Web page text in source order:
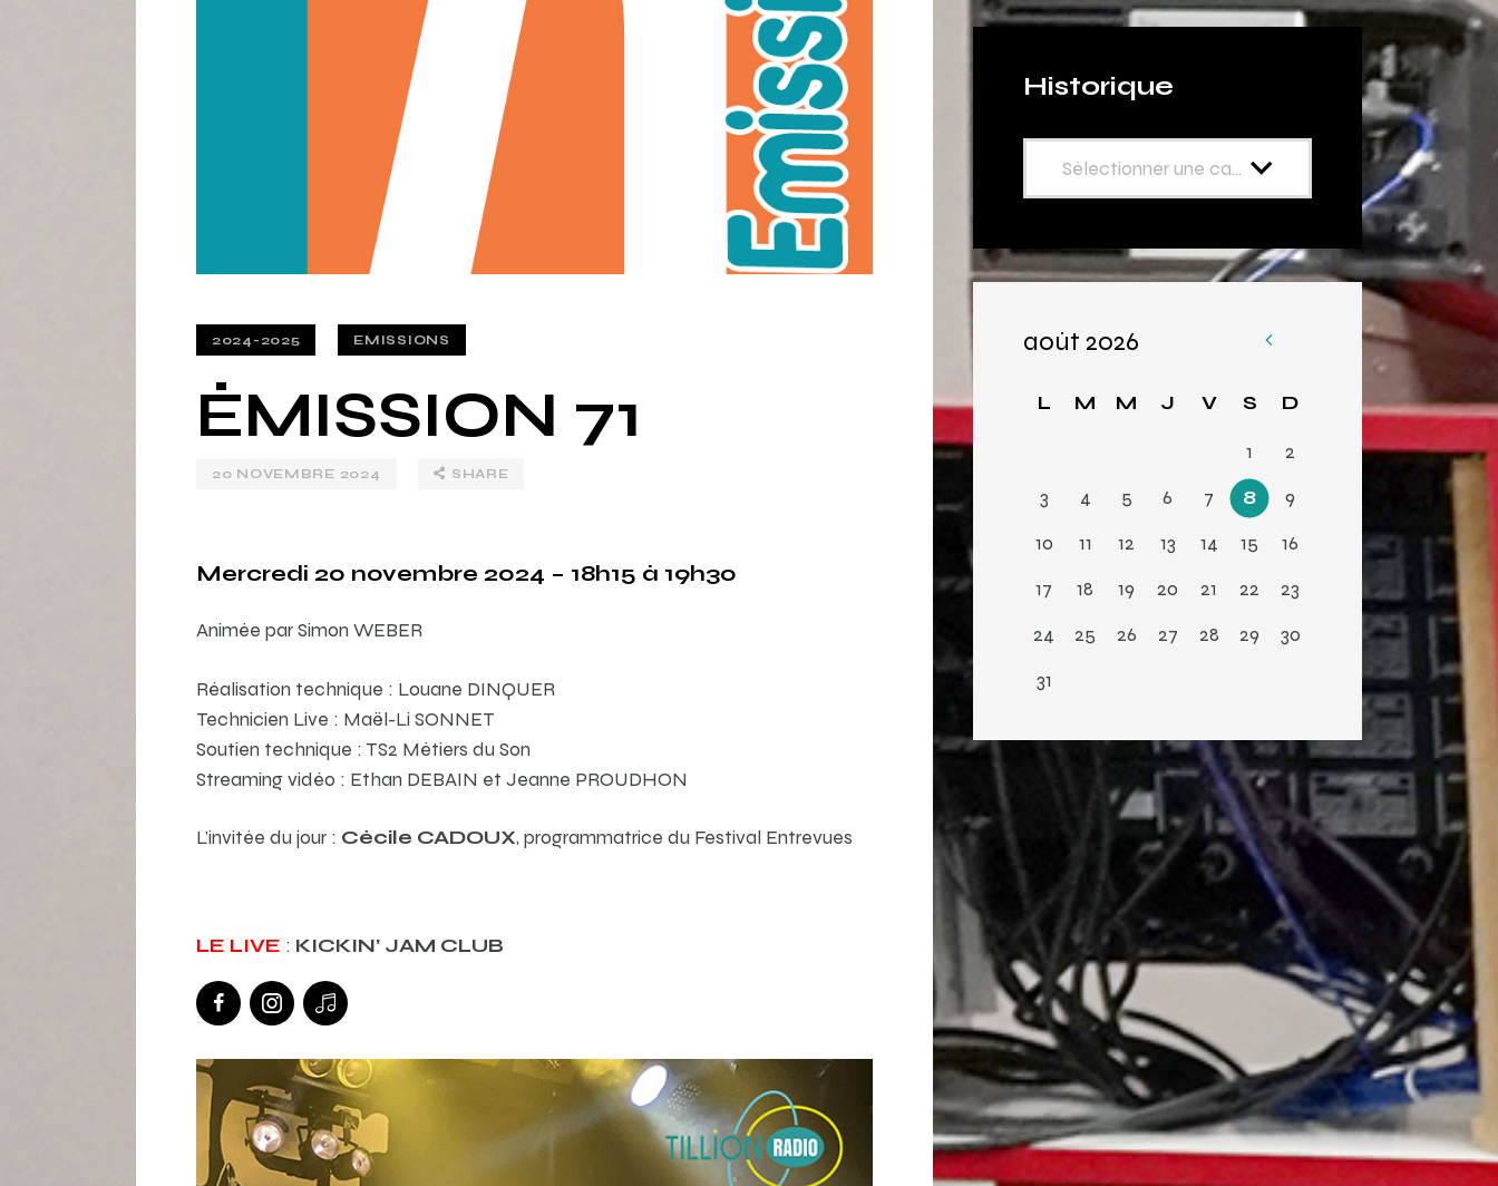
2024-2025 EMISSIONS
ÉMISSION 71
20 NOVEMBRE 2024 SHARE
Mercredi 20 novembre 2024 – 18h15 à 19h30
Animée par Simon WEBER
Réalisation technique : Louane DINQUER
Technicien Live : Maël-Li SONNET
Soutien technique : TS2 Métiers du Son
Streaming vidéo : Ethan DEBAIN et Jeanne PROUDHON
L’invitée du jour : Cécile CADOUX, programmatrice du Festival Entrevues
LE LIVE : KICKIN’ JAM CLUB
Historique
août 2026
L M M J V S D
1
2
3
4 5 6 7 8
9
10
11 12 13 14 15
16
17
18 19 20 21 22
23
24
25 26 27 28 29
30
31
«